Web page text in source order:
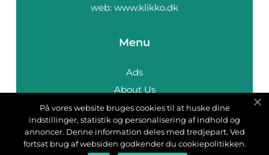
web: www.klikko.dk
Menu
Ads
About Us
Cookies
Contact
Sitemap
På vores website bruges cookies til at huske dine
indstillinger, statistik og personalisering af indhold og
annoncer. Denne information deles med tredjepart. Ved
fortsat brug af websiden godkender du cookiepolitikken.